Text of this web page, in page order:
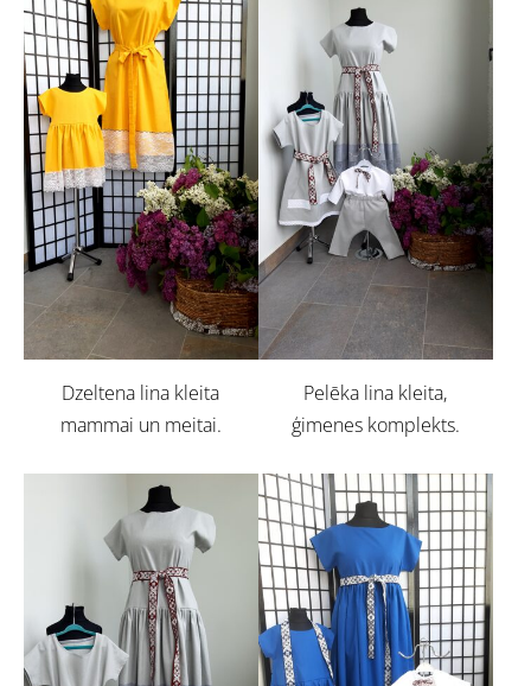
Dzeltena lina kleita
mammai un meitai.
Pelēka lina kleita,
ģimenes komplekts.